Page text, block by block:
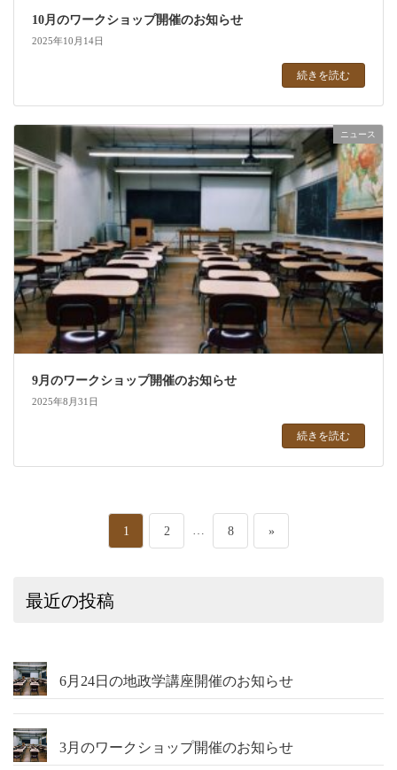
10月のワークショップ開催のお知らせ
2025年10月14日
続きを読む
ニュース
9月のワークショップ開催のお知らせ
2025年8月31日
続きを読む
の
ー
ジ
送
ペ1 ペ
2 … ペ
8 »
最近の投稿
6月24日の地政学講座開催のお知らせ
3月のワークショップ開催のお知らせ